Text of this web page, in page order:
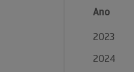
Ano
2023
2024